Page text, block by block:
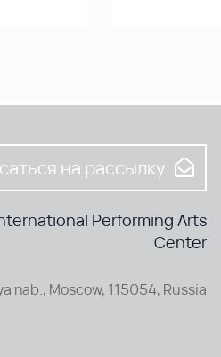
на рассылку
Performing Arts
Center
nab., Moscow, 115054, Russia